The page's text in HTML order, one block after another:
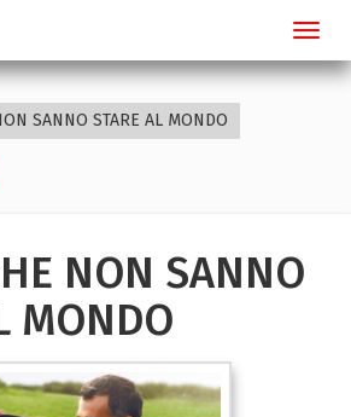
SANNO STARE AL MONDO
NON SANNO
MONDO